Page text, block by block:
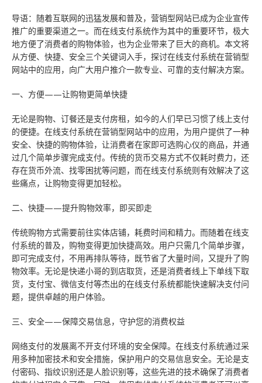
快速建站
售后服务
预约服务
导语：随着互联网的迅猛发展和普及，营销型网站已成为企业宣传
推广的重要渠道之一。而在线支付系统作为其中的重要环节，极大
地方便了消费者的购物体验，也为企业带来了巨大的商机。本文将
从方便、快捷、安全三个关键词入手，探讨在线支付系统在营销型
网站中的应用，向广大用户推介一款专业、可靠的支付解决方案。
一、方便——让购物更简单快捷
无论是购物、订餐还是支付房租，如今的人们早已习惯了线上支付
的便捷。在线支付系统在营销型网站中的应用，为用户提供了一种
安全、快捷的购物体验，让消费者在家即可选购心仪的商品，并通
过几个简单步骤完成支付。传统的货币交易方式不仅耗时费力，还
存在货币外流、找零困扰等问题，而在线支付系统则有效解决了这
些痛点，让购物变得更加轻松。
二、快捷——提升购物效率，即买即走
传统购物方式需要前往实体店铺，耗费时间和精力。而随着在线支
付系统的普及，购物变得更加快捷高效。用户只需几个简单步骤，
即可完成支付，不用再排队等待，既节省了大量时间，又提升了购
物效率。无论是快递小哥的到店取货，还是消费者线上下单线下取
货，支付宝、微信支付等杰出的在线支付系统都能快速解决支付问
题，提供卓越的用户体验。
三、安全——保障交易信息，守护您的消费权益
网络支付的发展离不开支付环境的安全保障。在线支付系统通过采
用多种加密技术和安全措施，保护用户的交易信息安全。无论是支
付密码、指纹识别还是人脸识别等，这些先进的技术确保了消费者